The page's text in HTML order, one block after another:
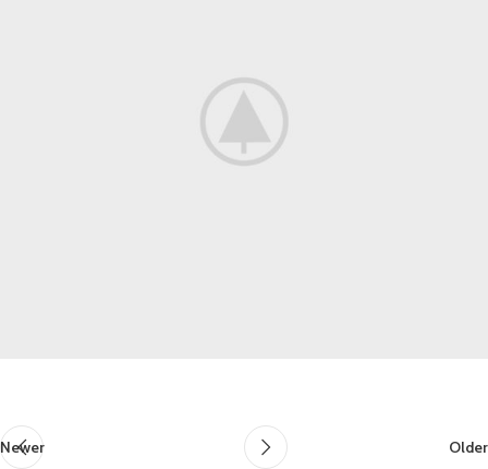
Newer Older